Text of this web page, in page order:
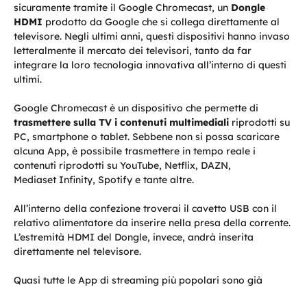
sicuramente tramite il Google Chromecast, un Dongle
HDMI prodotto da Google che si collega direttamente al
televisore. Negli ultimi anni, questi dispositivi hanno invaso
letteralmente il mercato dei televisori, tanto da far
integrare la loro tecnologia innovativa all’interno di questi
ultimi.
Google Chromecast è un dispositivo che permette di
trasmettere sulla TV i contenuti multimediali riprodotti su
PC, smartphone o tablet. Sebbene non si possa scaricare
alcuna App, è possibile trasmettere in tempo reale i
contenuti riprodotti su YouTube, Netflix, DAZN,
Mediaset Infinity, Spotify e tante altre.
All’interno della confezione troverai il cavetto USB con il
relativo alimentatore da inserire nella presa della corrente.
L’estremità HDMI del Dongle, invece, andrà inserita
direttamente nel televisore.
Quasi tutte le App di streaming più popolari sono già